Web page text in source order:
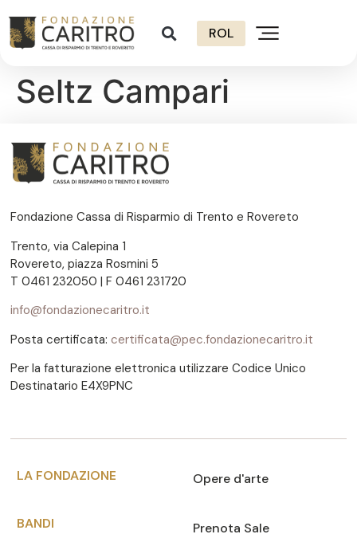
ROL
Seltz Campari
Fondazione Cassa di Risparmio di Trento e Rovereto
Trento, via Calepina 1
Rovereto, piazza Rosmini 5
T 0461 232050 | F 0461 231720
info@fondazionecaritro.it
Posta certificata: certificata@pec.fondazionecaritro.it
Per la fatturazione elettronica utilizzare Codice Unico
Destinatario E4X9PNC
LA FONDAZIONE
BANDI
Opere d'arte
Prenota Sale